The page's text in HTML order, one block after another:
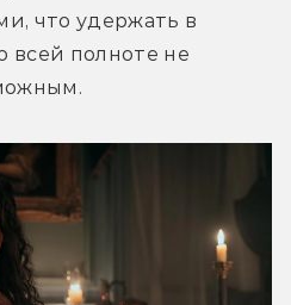
что удержать в
всей полноте не